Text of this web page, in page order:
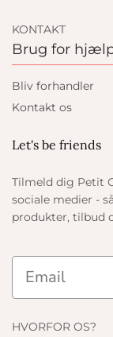
KONTAKT
Brug for
Bliv forhandler
Kontakt os
Let's be friends
Tilmeld dig Petit
sociale medier -
produkter, tilbud
HVORFOR OS?